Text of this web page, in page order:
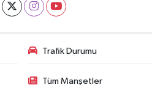
Trafik Durumu
Tüm Manşetler